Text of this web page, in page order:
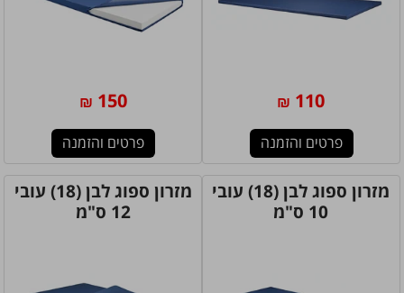
110
₪
פרטים והזמנה
150
₪
פרטים והזמנה
מזרון ספוג לבן (18) עובי
10 ס"מ
מזרון ספוג לבן (18) עובי
12 ס"מ